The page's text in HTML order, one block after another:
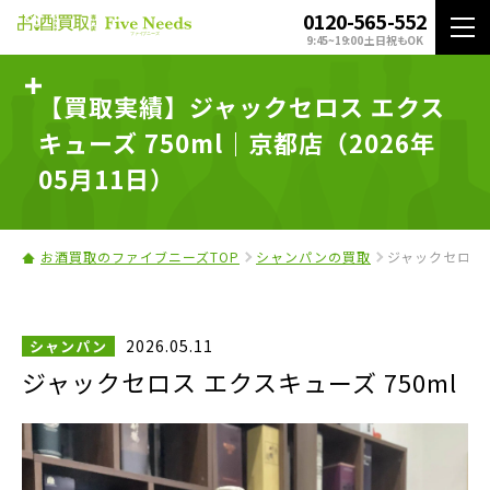
0120-565-552
9:45~19:00 土日祝もOK
【買取実績】ジャックセロス エクス
キューズ 750ml｜京都店（2026年
05月11日）
お酒買取のファイブニーズTOP シャンパンの買取 ジャックセロ
シャンパン 2026.05.11
ジャックセロス エクスキューズ 750ml